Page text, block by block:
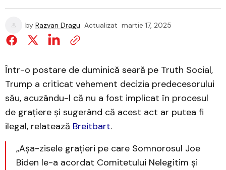
by Razvan Dragu Actualizat martie 17, 2025
Într-o postare de duminică seară pe Truth Social,
Trump a criticat vehement decizia predecesorului
său, acuzându-l că nu a fost implicat în procesul
de grațiere și sugerând că acest act ar putea fi
ilegal, relatează Breitbart.
„Așa-zisele grațieri pe care Somnorosul Joe
Biden le-a acordat Comitetului Nelegitim și